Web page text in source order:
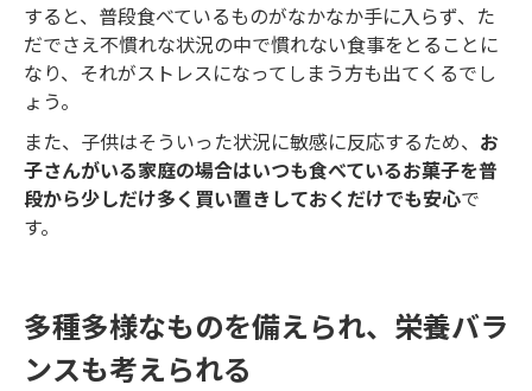
すると、普段食べているものがなかなか手に入らず、た
だでさえ不慣れな状況の中で慣れない食事をとることに
なり、それがストレスになってしまう方も出てくるでし
ょう。
また、子供はそういった状況に敏感に反応するため、 お
子さんがいる家庭の場合はいつも食べているお菓子を普
段から少しだけ多く買い置きしておくだけでも安心で
す。
多種多様なものを備えられ、栄養バラ
ンスも考えられる